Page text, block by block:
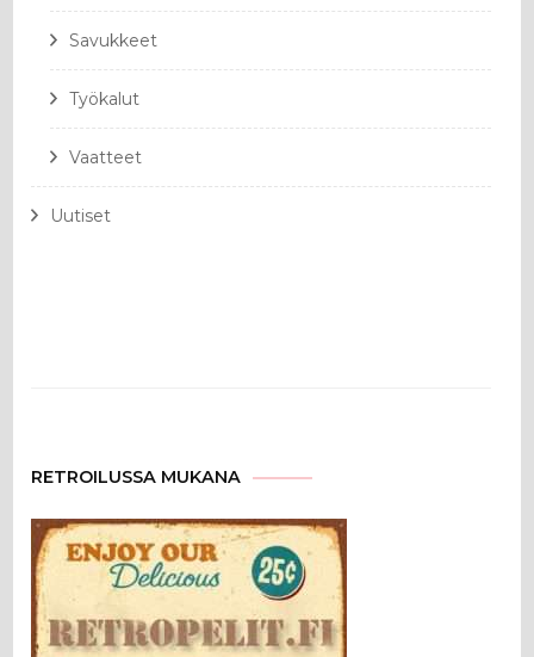
Savukkeet
Työkalut
Vaatteet
Uutiset
RETROILUSSA MUKANA